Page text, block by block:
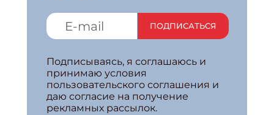
ПОДПИСАТЬСЯ
Подписываясь, я соглашаюсь и
принимаю условия
пользовательского соглашения и
даю согласие на получение
рекламных рассылок.